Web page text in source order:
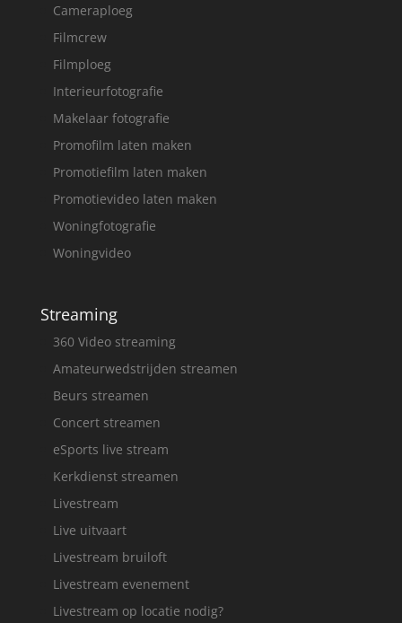
Cameraploeg
Filmcrew
Filmploeg
Interieurfotografie
Makelaar fotografie
Promofilm laten maken
Promotiefilm laten maken
Promotievideo laten maken
Woningfotografie
Woningvideo
Streaming
360 Video streaming
Amateurwedstrijden streamen
Beurs streamen
Concert streamen
eSports live stream
Kerkdienst streamen
Livestream
Live uitvaart
Livestream bruiloft
Livestream evenement
Livestream op locatie nodig?